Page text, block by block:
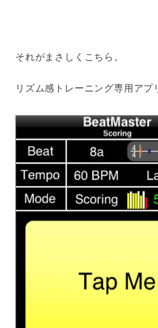
それがまさしくこちら。
リズム感トレーニング専用アプ